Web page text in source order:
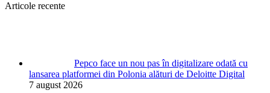
Articole recente
Pepco face un nou pas în digitalizare odată cu
lansarea platformei din Polonia alături de Deloitte Digital
7 august 2026